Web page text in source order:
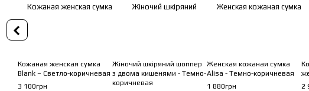
Кожаная женская сумка
Blank – Светло-коричневая
3 100грн
Жіночий шкіряний шоппер
з двома кишенями - Темно-
коричневая
Женская кожаная сумка
Alisa - Темно-коричневая
1 880грн
2